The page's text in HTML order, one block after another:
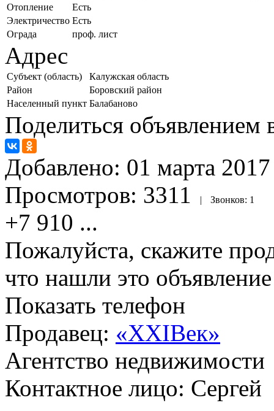
Отопление
Есть
Электричество Есть
Ограда
проф. лист
Адрес
Субъект (область)
Калужская область
Район
Боровский район
Населенный пункт Балабаново
Поделиться объявлением
Добавлено: 01 марта 2017
Просмотров: 3311 | Звонков: 1
+7 910 ...
Пожалуйста, скажите
что нашли это
Показать телефон
Продавец: «XXIВек»
Агентство недвижимости
Контактное лицо: Сергей